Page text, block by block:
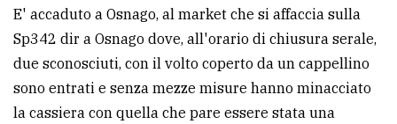
CERCA
Cerca
per
E' accaduto a Osnago, al market che si affaccia sulla
Sp342 dir a Osnago dove, all'orario di chiusura serale,
due sconosciuti, con il volto coperto da un cappellino
sono entrati e senza mezze misure hanno minacciato
la cassiera con quella che pare essere stata una